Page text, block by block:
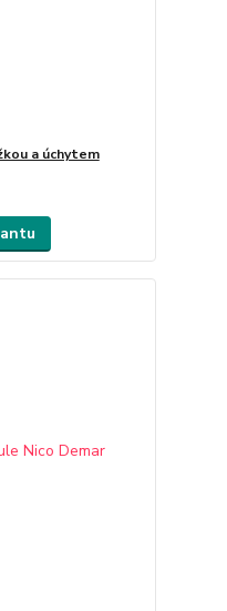
a úchytem